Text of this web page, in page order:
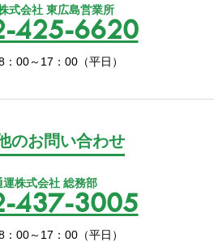
式会社 東広島営業所
425-6620
00～17：00（平日）
のお問い合わせ
運株式会社 総務部
437-3005
00～17：00（平日）